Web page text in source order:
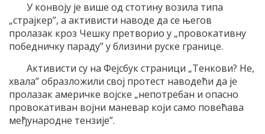
У конвоју је више од стотину возила типа
„страјкер”, а активисти наводе да се његов
пролазак кроз Чешку претворио у „провокативну
победничку параду” у близини руске границе.
Активисти су на Фејсбук страници „Тенкови? Не,
хвала” образложили свој протест наводећи да је
пролазак америчке војске „непотребан и опасно
провокативан војни маневар који само повећава
међународне тензије”.